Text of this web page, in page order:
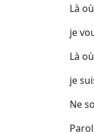
Là
je
Là
je
Ne